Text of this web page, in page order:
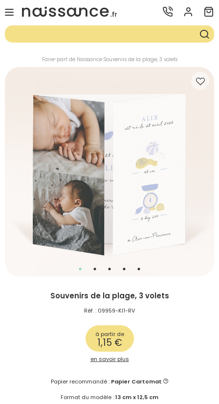
Faire-part de Naissance Souvenirs de la plage, 3 volets
Souvenirs de la plage, 3 volets
Réf. : 09959-KI1-RV
à partir de
1,15 €
en savoir plus
Papier recommandé :Papier Cartomat
Format du modèle :13 cm x 12,5 cm